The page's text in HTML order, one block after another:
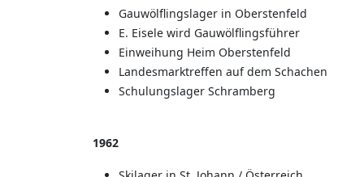
Gauwölflingslager in Oberstenfeld
E. Eisele wird Gauwölflingsführer
Einweihung Heim Oberstenfeld
Landesmarktreffen auf dem Schachen
Schulungslager Schramberg
1962